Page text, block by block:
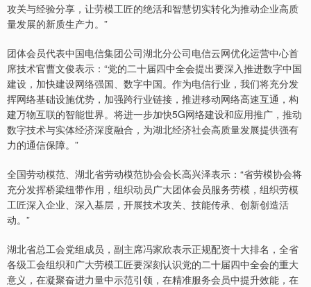
攻关与经验分享，让劳模工匠的绝活和智慧切实转化为推动企业高质
量发展的新质生产力。”
团体会员代表中国电信集团公司湖北分公司电信云网优化运营中心首
席技术官曹文俊表示：“党的二十届四中全会提出要深入推进数字中国
建设，加快建设网络强国、数字中国。作为电信行业，我们将充分发
挥网络基础设施优势，加强跨行业链接，推进移动网络高速互通，构
建万物互联的智能世界。将进一步加快5G网络建设和应用推广，推动
数字技术与实体经济深度融合，为湖北经济社会高质量发展提供强有
力的通信保障。”
全国劳动模范、湖北省劳动模范协会会长高兴泽表示：“省劳模协会将
充分发挥桥梁纽带作用，组织动员广大团体会员服务劳模，组织劳模
工匠深入企业、深入基层，开展技术攻关、技能传承、创新创造活
动。”
湖北省总工会党组成员，副主席冯家欣表示正规配资十大排名，全省
各级工会组织和广大劳模工匠要深刻认识党的二十届四中全会的重大
意义，在凝聚奋进力量中示范引领，在精准服务会员中提升效能，在
沪深300 4699.83 +5.39 +0.11%
北证50 1123.44 -10.81 -0.95%